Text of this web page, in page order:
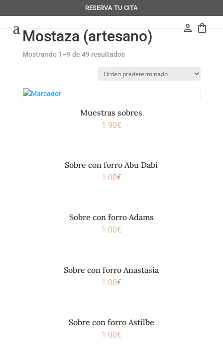
RESERVA TU CITA
person shopping_bag
Mostaza (artesano)
Mostrando 1–9 de 49 resultados
Muestras sobres
1.90€
Sobre con forro Abu Dabi
1.00€
Sobre con forro Adams
1.00€
Sobre con forro Anastasia
1.00€
Sobre con forro Astilbe
1.00€